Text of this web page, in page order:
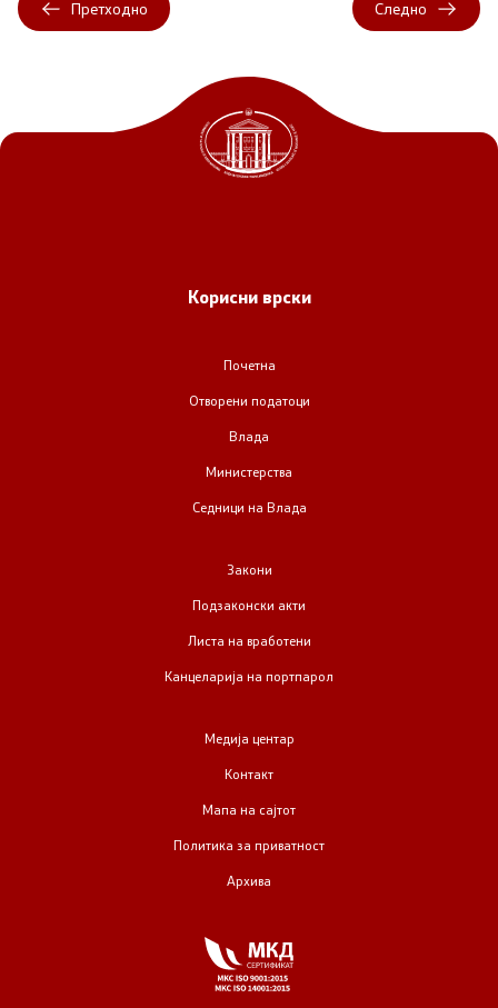
Претходно Следно
Корисни врски
Почетна
Отворени податоци
Влада
Министерства
Седници на Влада
Закони
Подзаконски акти
Листа на вработени
Канцеларија на портпарол
Медија центар
Контакт
Мапа на сајтот
Политика за приватност
Архива